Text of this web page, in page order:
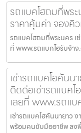
รถแบคโฮถมที่พร
ราคาคุ้มค่า จองคิ
รถแบคโฮถมที่พระนคร
ที่ www.รถแบคโฮรับจ้า
เช่ารถแบคโฮคันน
ติดต่อเช่ารถแบค
เลยที่ www.รถแ
เช่ารถแบคโฮคันนายาว
พร้อมคนขับมืออาชีพ ลง